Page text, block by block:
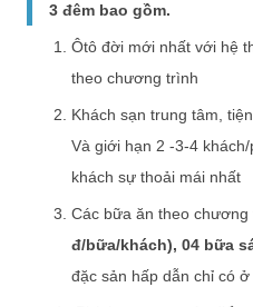
3 đêm bao gồm.
Ôtô đời mới nhất với hệ
theo chương trình
Khách sạn trung tâm,
Và giới hạn 2 -3-4
khách sự thoải mái nhất
Các bữa ăn theo chương
đ/bữa/khách), 04 bữa
đặc sản hấp dẫn chỉ có ở